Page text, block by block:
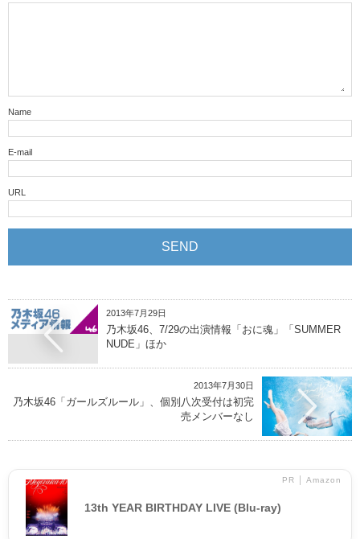
Name
E-mail
URL
2013年7月29日
乃木坂46、7/29の出演情報「おに魂」「SUMMER
NUDE」ほか
2013年7月30日
乃木坂46「ガールズルール」、個別八次受付は初完
売メンバーなし
PR │ Amazon
13th YEAR BIRTHDAY LIVE (Blu-ray)